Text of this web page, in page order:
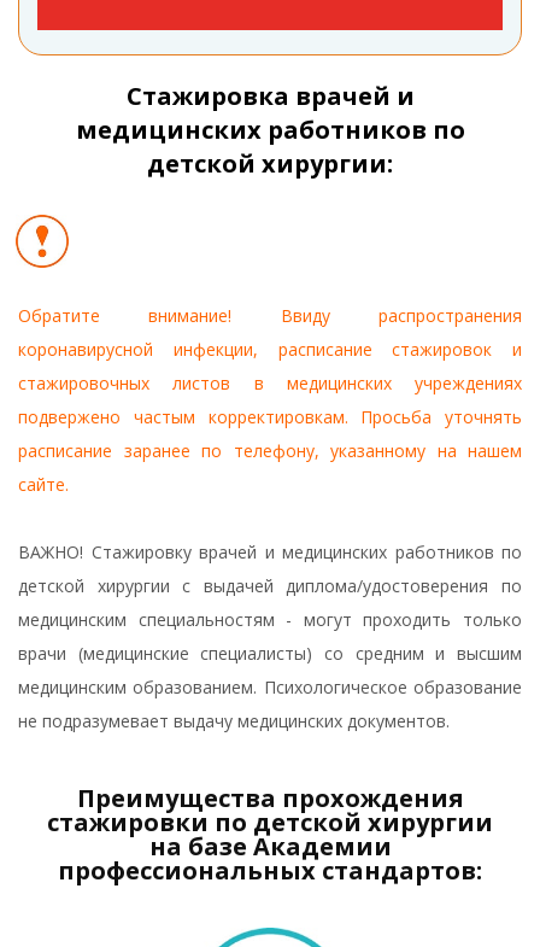
Стажировка врачей и
медицинских работников по
детской хирургии:
Обратите внимание! Ввиду распространения
коронавирусной инфекции, расписание стажировок и
стажировочных листов в медицинских учреждениях
подвержено частым корректировкам. Просьба уточнять
расписание заранее по телефону, указанному на нашем
сайте.
ВАЖНО! Стажировку врачей и медицинских работников по
детской хирургии с выдачей диплома/удостоверения по
медицинским специальностям - могут проходить только
врачи (медицинские специалисты) со средним и высшим
медицинским образованием. Психологическое образование
не подразумевает выдачу медицинских документов.
Преимущества прохождения
стажировки по детской хирургии
на базе Академии
профессиональных стандартов: